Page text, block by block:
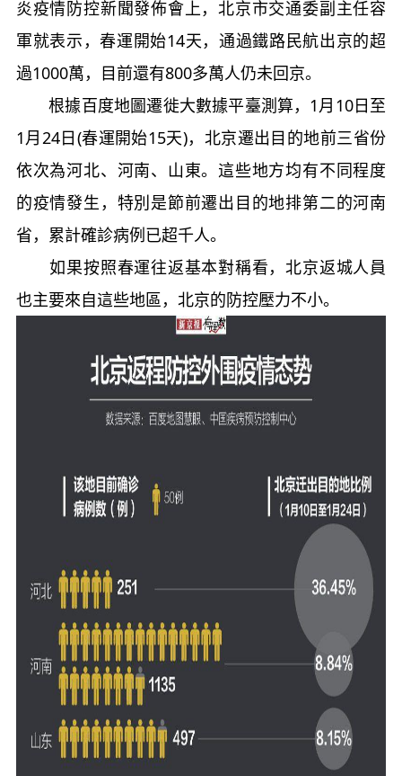
炎疫情防控新聞發佈會上，北京市交通委副主任容
軍就表示，春運開始14天，通過鐵路民航出京的超
過1000萬，目前還有800多萬人仍未回京。
根據百度地圖遷徙大數據平臺測算，1月10日至
1月24日(春運開始15天)，北京遷出目的地前三省份
依次為河北、河南、山東。這些地方均有不同程度
的疫情發生，特別是節前遷出目的地排第二的河南
省，累計確診病例已超千人。
如果按照春運往返基本對稱看，北京返城人員
也主要來自這些地區，北京的防控壓力不小。